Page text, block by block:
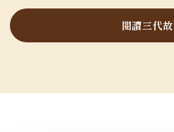
閱讀三代